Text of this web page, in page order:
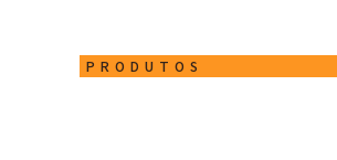
PRODUTOS